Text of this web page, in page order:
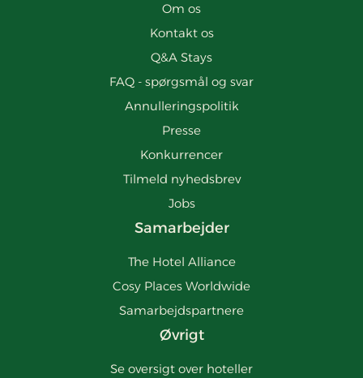
Om os
Kontakt os
Q&A Stays
FAQ - spørgsmål og svar
Annulleringspolitik
Presse
Konkurrencer
Tilmeld nyhedsbrev
Jobs
Samarbejder
The Hotel Alliance
Cosy Places Worldwide
Samarbejdspartnere
Øvrigt
Se oversigt over hoteller